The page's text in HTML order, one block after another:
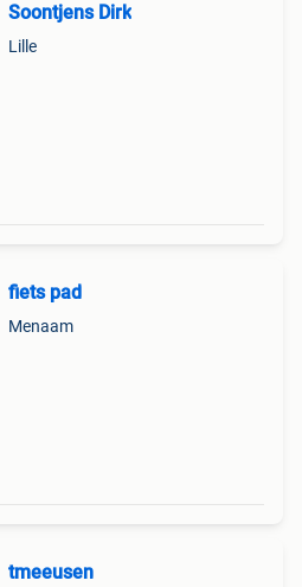
Soontjens Dirk
Lille
fiets pad
Menaam
tmeeusen